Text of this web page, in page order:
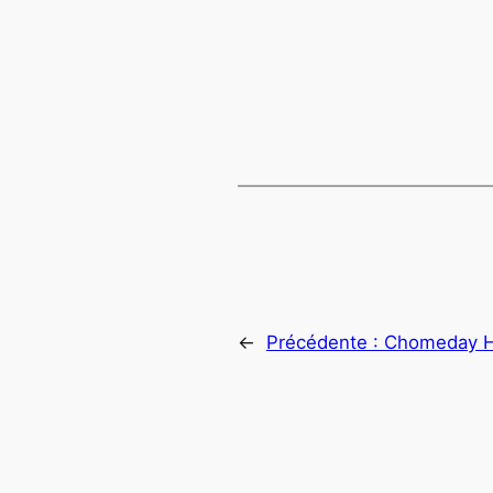
← Précédente : Chomeday